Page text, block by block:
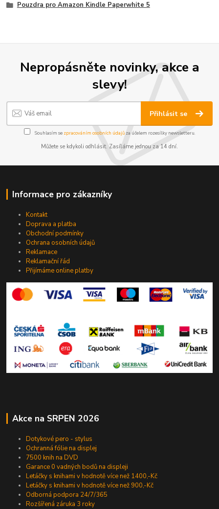
Pouzdra pro Amazon Kindle Paperwhite 5
Nepropásněte novinky, akce a
slevy!
Přihlásit se
Souhlasím se zpracováním osobních údajůza účelem rozesílky newsletteru.
Můžete se kdykoli odhlásit. Zasíláme jednou za 14 dní.
Informace pro zákazníky
Kontakt
Doprava a platba
Obchodní podmínky
Ochrana osobních údajů
Reklamace
Reklamační řád
Přijímáme online platby
Akce na SRPEN 2026
Dotykové pero - stylus
Ochranná fólie na displej
7500 knih na DVD
Garance 0 vadných bodů na displeji
Letáčky s knihami v hodnotě více než 1400,-Kč
Letáčky s knihami v hodnotě více než 900,-Kč
Odborná podpora 24/7/365
Rozšířená záruka 3 roky